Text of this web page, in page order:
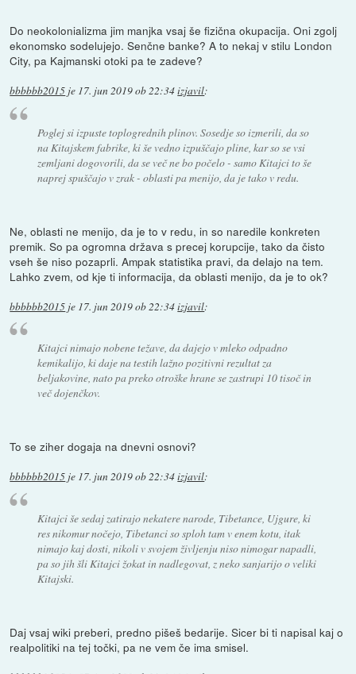
Do neokolonializma jim manjka vsaj še fizična okupacija. Oni zgolj
ekonomsko sodelujejo. Senčne banke? A to nekaj v stilu London
City, pa Kajmanski otoki pa te zadeve?
bbbbbb2015 je 17. jun 2019 ob 22:34izjavil:
Poglej si izpuste toplogrednih plinov. Sosedje so izmerili, da so
na Kitajskem fabrike, ki še vedno izpuščajo pline, kar so se vsi
zemljani dogovorili, da se več ne bo počelo - samo Kitajci to še
naprej spuščajo v zrak - oblasti pa menijo, da je tako v redu.
Ne, oblasti ne menijo, da je to v redu, in so naredile konkreten
premik. So pa ogromna država s precej korupcije, tako da čisto
vseh še niso pozaprli. Ampak statistika pravi, da delajo na tem.
Lahko zvem, od kje ti informacija, da oblasti menijo, da je to ok?
bbbbbb2015 je 17. jun 2019 ob 22:34izjavil:
Kitajci nimajo nobene težave, da dajejo v mleko odpadno
kemikalijo, ki daje na testih lažno pozitivni rezultat za
beljakovine, nato pa preko otroške hrane se zastrupi 10 tisoč in
več dojenčkov.
To se ziher dogaja na dnevni osnovi?
bbbbbb2015 je 17. jun 2019 ob 22:34izjavil:
Kitajci še sedaj zatirajo nekatere narode, Tibetance, Ujgure, ki
res nikomur nočejo, Tibetanci so sploh tam v enem kotu, itak
nimajo kaj dosti, nikoli v svojem življenju niso nimogar napadli,
pa so jih šli Kitajci žokat in nadlegovat, z neko sanjarijo o veliki
Kitajski.
Daj vsaj wiki preberi, predno pišeš bedarije. Sicer bi ti napisal kaj o
realpolitiki na tej točki, pa ne vem če ima smisel.